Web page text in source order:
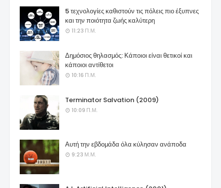
5 τεχνολογίες καθιστούν τις πόλεις πιο έξυπνες
και την ποιότητα ζωής καλύτερη
11:23 Π.Μ.
Δημόσιος θηλασμός: Κάποιοι είναι θετικοί και
κάποιοι αντίθετοι
10:16 Π.Μ.
Terminator Salvation (2009)
10:09 Π.Μ.
Αυτή την εβδομάδα όλα κύλησαν ανάποδα
9:23 Μ.Μ.